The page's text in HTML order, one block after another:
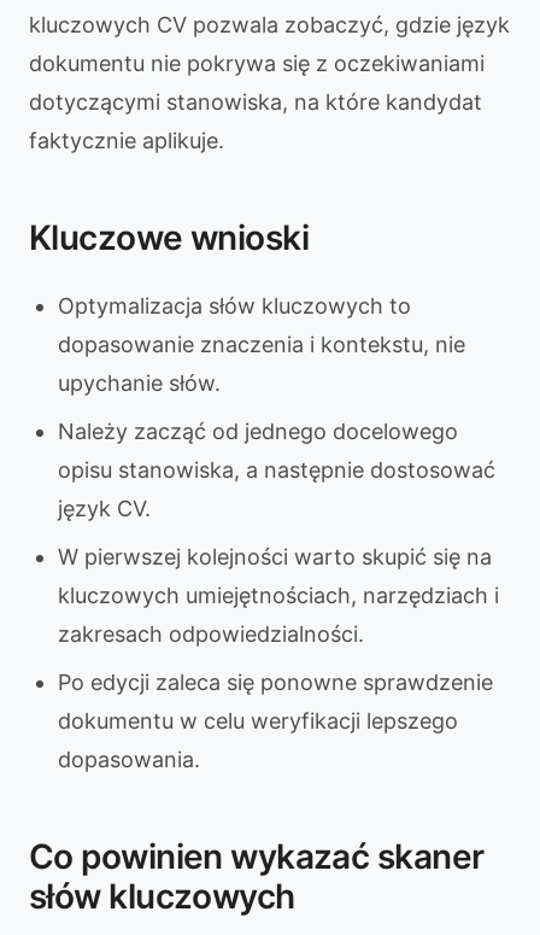
kluczowych CV pozwala zobaczyć, gdzie język
dokumentu nie pokrywa się z oczekiwaniami
dotyczącymi stanowiska, na które kandydat
faktycznie aplikuje.
Kluczowe wnioski
Optymalizacja słów kluczowych to
dopasowanie znaczenia i kontekstu, nie
upychanie słów.
Należy zacząć od jednego docelowego
opisu stanowiska, a następnie dostosować
język CV.
W pierwszej kolejności warto skupić się na
kluczowych umiejętnościach, narzędziach i
zakresach odpowiedzialności.
Po edycji zaleca się ponowne sprawdzenie
dokumentu w celu weryfikacji lepszego
dopasowania.
Co powinien wykazać skaner
słów kluczowych